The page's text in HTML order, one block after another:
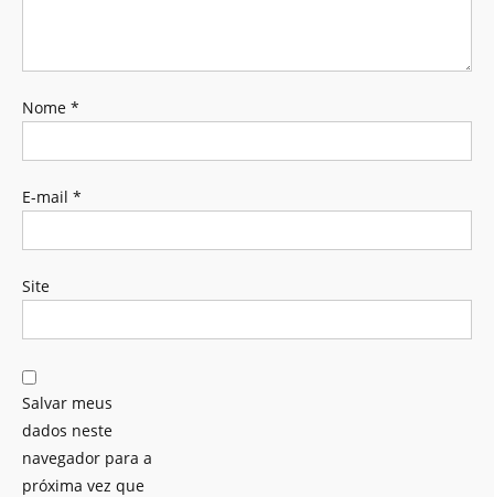
Nome *
E-mail *
Site
Salvar meus
dados neste
navegador para a
próxima vez que